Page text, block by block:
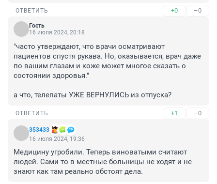
ОТВЕТИТЬ +0 –0
Гость
16 июля 2024, 20:18
"часто утверждают, что врачи осматривают
пациентов спустя рукава. Но, оказывается, врач даже
по вашим глазам и коже может многое сказать о
состоянии здоровья."
а что, телепаты УЖЕ ВЕРНУЛИСЬ из отпуска?
ОТВЕТИТЬ +1 –0
353433
16 июля 2024, 19:36
Медицину угробили. Теперь виноватыми считают
людей. Сами то в местные больницы не ходят и не
знают как там реально обстоят дела.